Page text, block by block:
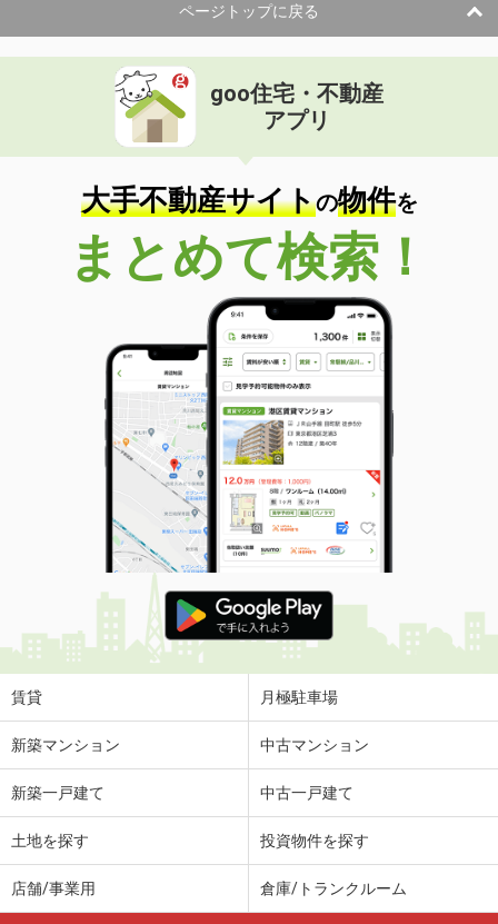
間取り
1K
山口県防府市大字植松
価 格
住 所
山口県防府市大字植松
専有面積 28.02m²
間取り
1K
山口県宇部市中村２丁目
価 格
3.80万円
山口県宇部市中村２丁目
23.61m²
間取り
1K
山口県宇部市中村２丁目
価 格
4万円
住 所
山口県宇部市中村２丁目
専有面積 28.02m²
間取り
1K
山口県山口市大内矢田南６丁目
価 格
4.20万円
住 所
山口県山口市大内矢田南６丁目
専有面積
山口県宇部市中村３
3.90万円
山口県宇部市北琴芝１丁目
ページトップに戻る
goo住宅・不動産
アプリ
大手不動産サイトの物件を
まとめて検索！
賃貸 月極駐車場
新築マンション 中古マンション
新築一戸建て 中古一戸建て
土地を探す 投資物件を探す
店舗/事業用 倉庫/トランクルーム